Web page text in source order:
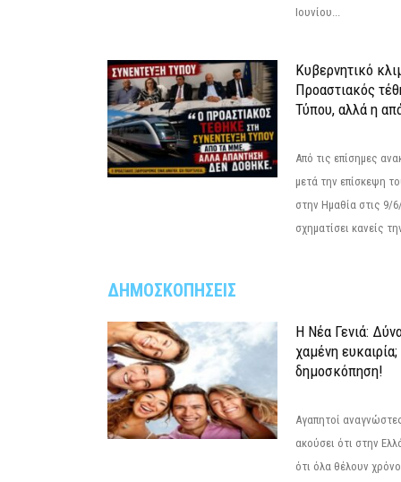
Ιουνίου...
Κυβερνητικό
Προαστιακός
Τύπου, αλλά η
Από τις επίσημες
μετά την επίσκεψη
στην Ημαθία στις 9/
σχηματίσει κανείς
ΔΗΜΟΣΚΟΠΗΣΕΙΣ
Η Νέα Γενιά:
χαμένη
δημοσκόπηση!
Αγαπητοί
ακούσει ότι στην
ότι όλα θέλουν